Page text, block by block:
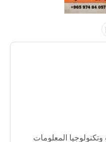
المعلومات